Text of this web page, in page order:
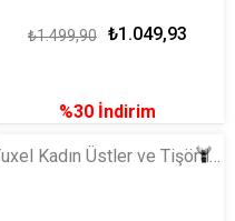
₺1.049,93
₺1.499,90
%30 İndirim
Yuxel Kadın Üstler ve Tişörtler